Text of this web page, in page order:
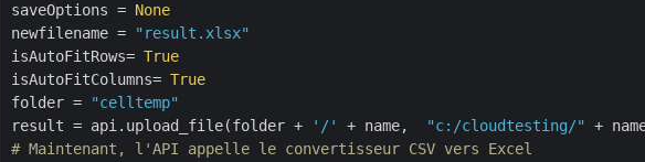
saveOptions = None
newfilename =
"result.xlsx"
isAutoFitRows= True
isAutoFitColumns= True
folder =
"celltemp"
result = api.upload_file(folder +
'/' + name, "c:/cloudtesting/"
# Maintenant, l'API appelle le convertisseur CSV vers Excel